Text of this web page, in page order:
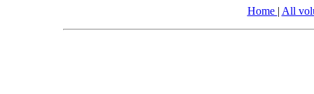
Home | All